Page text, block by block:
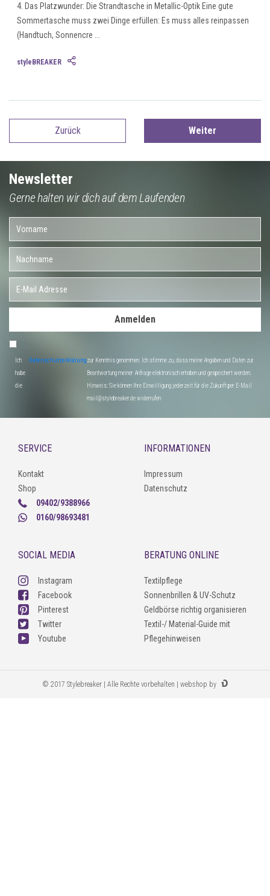
4. Das Platzwunder: Die Strandtasche in Metallic-Optik Eine gute
Sommertasche muss zwei Dinge erfüllen: Es muss alles reinpassen
(Handtuch, Sonnencre ...
styleBREAKER
Zurück Weiter
Newsletter
Gerne halten wir dich auf dem Laufenden
Anmelden
Ich
habe
die
Datenschutzerklärungzur Kenntnis genommen. Ich stimme zu, dass meine Angaben und Daten zur
Beantwortung meiner Anfrage elektronisch erhoben und gespeichert werden.
Hinweis: Sie können Ihre Einwilligung jederzeit für die Zukunft per E-Mail
mail@stylebreaker.de widerrufen
SERVICE
Kontakt
Shop
09402/9388966
0160/98693481
INFORMATIONEN
Impressum
Datenschutz
SOCIAL MEDIA
Instagram
Facebook
Pinterest
Twitter
Youtube
BERATUNG ONLINE
Textilpflege
Sonnenbrillen & UV-Schutz
Geldbörse richtig organisieren
Textil-/ Material-Guide mit
Pflegehinweisen
© 2017 Stylebreaker | Alle Rechte vorbehalten | webshop by